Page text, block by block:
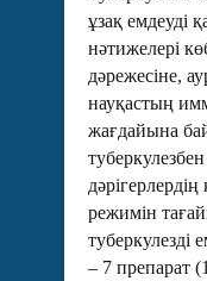
ұзақ емдеуді
нәтижелері
дәрежесіне,
науқастың
жағдайына
режимін
туберкулезді
– 7 препарат